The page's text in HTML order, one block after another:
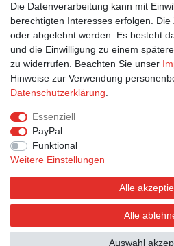
Bestellung widerrufen
Die Datenverarbeitung kann mit
berechtigten Interesses erfolgen.
oder abgelehnt werden. Es besteht
und die Einwilligung zu einem
zu widerrufen. Beachten Sie unser
Hinweise zur Verwendung
Daten­schutz­erklärung
Essenziell
PayPal
Funktional
Weitere Einstellungen
Alle
Alle
Auswahl